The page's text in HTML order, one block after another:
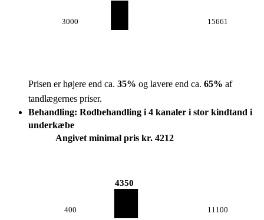
3000 15661
Prisen er højere end ca. 35% og lavere end ca. 65% af
tandlægernes priser.
Behandling: Rodbehandling i 4 kanaler i stor kindtand i
underkæbe
Angivet minimal pris kr. 4212
400
4350
11100